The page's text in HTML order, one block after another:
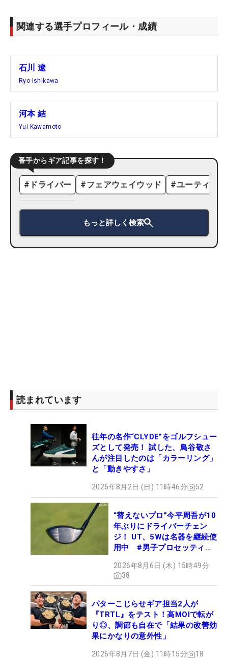
関連する選手プロフィール・成績
石川 遼
Ryo Ishikawa
河本 結
Yui Kawamoto
番手からギア記事を探す！
# ドライバー #フェアウェイウッド #ユーティリ
もっと詳しく検索
読まれています
往年の名作“CLYDE”をゴルフシュー
ズとして発売！ 試した、鳥谷敬さ
んが注目したのは「カラーリング」
と「動きやすさ」
2026年8月2日 (日) 11時46分 52
“替えないプロ”今平周吾が10
年ぶりにドライバーチェン
ジ！ UT、5Wは名器を継続使
用中 #男子プロセッティン
2026年8月6日 (木) 15時49分
38
パターこじらせギア担当2人が
『TRTL』をテスト！高MOIで転が
り◎、調節も自在で「結果の改善効
果にかなりの意外性」
2026年8月7日 (金) 11時15分 18